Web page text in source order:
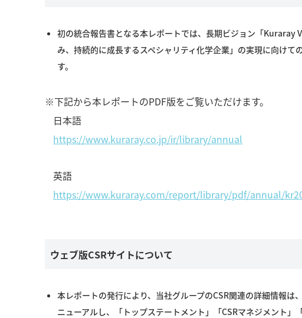
初の統合報告書となる本レポートでは、長期ビジョン「
み、持続的に成長するスペシャリティ化学企業」の実現に向け
す。
※下記から本レポートのPDF版をご覧いただけます。
日本語
https://www.kuraray.co.jp/ir/library/annual
英語
https://www.kuraray.com/report/library/pdf/annual/
ウェブ版CSRサイトについて
本レポートの発行により、当社グループのCSR関連の詳細情報
ニューアルし、「トップステートメント」「CSRマネジメント